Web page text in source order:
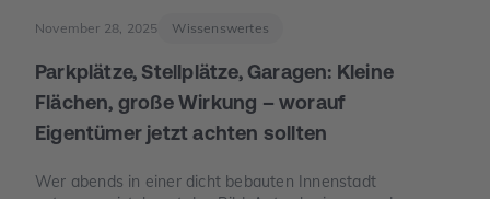
November 28, 2025 Wissenswertes
Parkplätze, Stellplätze, Garagen: Kleine
Flächen, große Wirkung – worauf
Eigentümer jetzt achten sollten
Wer abends in einer dicht bebauten Innenstadt